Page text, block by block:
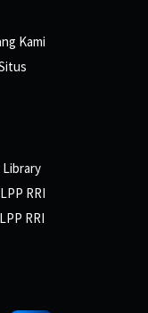
Kami
Library
RRI
RRI